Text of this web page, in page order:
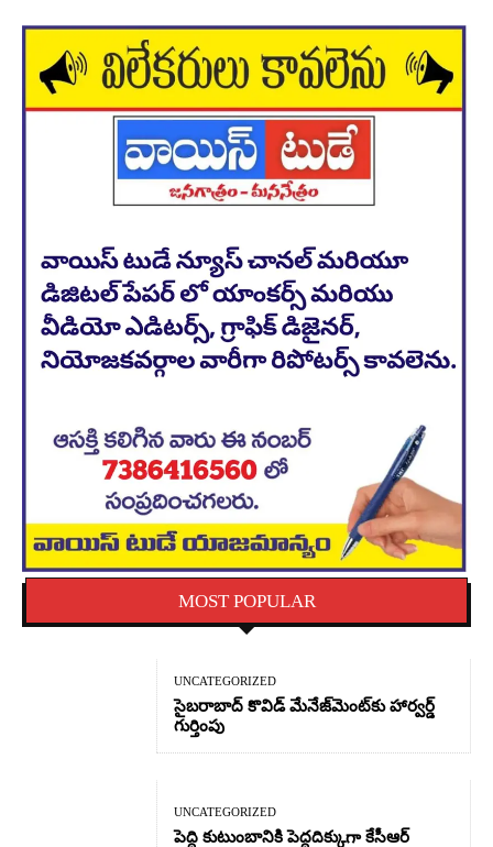
MOST POPULAR
UNCATEGORIZED
సైబరాబాద్‌ కొవిడ్‌ మేనేజ్‌మెంట్‌కు హార్వర్డ్‌
గుర్తింపు
UNCATEGORIZED
పెద్ది కుటుంబానికి పెద్దదిక్కుగా కేసీఆర్